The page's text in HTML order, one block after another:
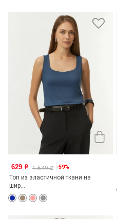
629 o 1 549o -59%
Топ из эластичной ткани на
шир...